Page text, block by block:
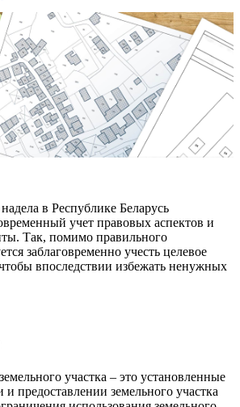
в Республике Беларусь
учет правовых аспектов и
Так, помимо правильного
заблаговременно учесть целевое
впоследствии избежать ненужных
участка – это установленные
предоставлении земельного участка